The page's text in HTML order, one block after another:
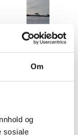
Om
og
sosiale
begynnelse
i samisk